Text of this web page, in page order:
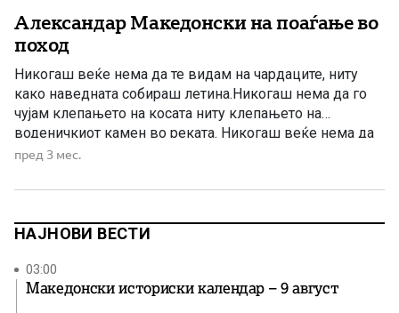
Александар Македонски на поаѓање во
поход
Никогаш веќе нема да те видам на чардаците, ниту
како наведната собираш летина.Никогаш нема да го
чујам клепањето на косата ниту клепањето на
воденичкиот камен во реката. Никогаш веќе нема да
се вратат ни деновите ни месеците ни годините пред
веќе нема да се качи невеста на […]
пред 3 мес.
НАЈНОВИ ВЕСТИ
03:00
Македонски историски календар – 9 август